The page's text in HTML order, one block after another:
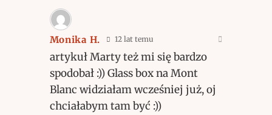
Monika H. 12 lat temu
artykuł Marty też mi się bardzo
spodobał :)) Glass box na Mont
Blanc widziałam wcześniej już, oj
chciałabym tam być :))